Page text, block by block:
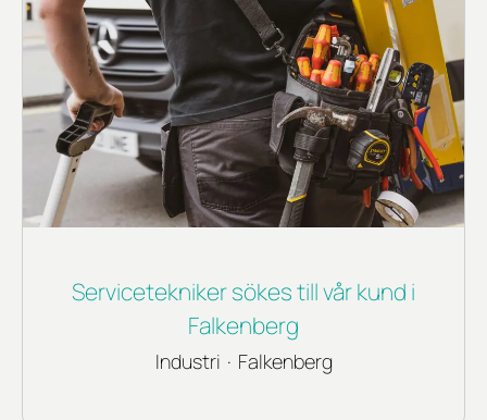
Servicetekniker sökes till vår kund i
Falkenberg
Industri · Falkenberg